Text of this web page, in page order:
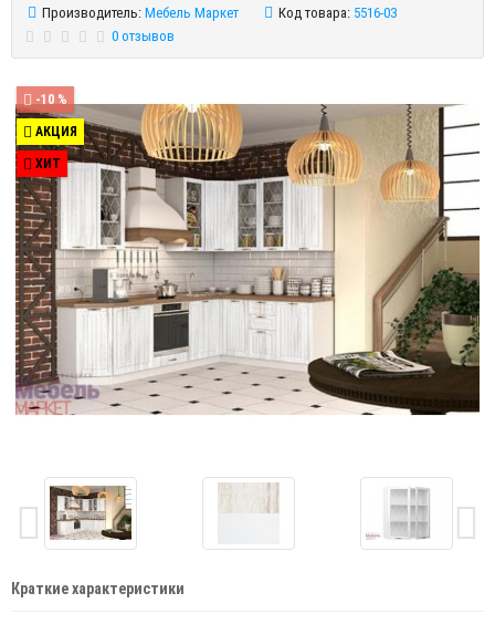
Производитель: Мебель Маркет Код товара: 5516-03
0 отзывов
-10 %
АКЦИЯ
ХИТ
Краткие характеристики